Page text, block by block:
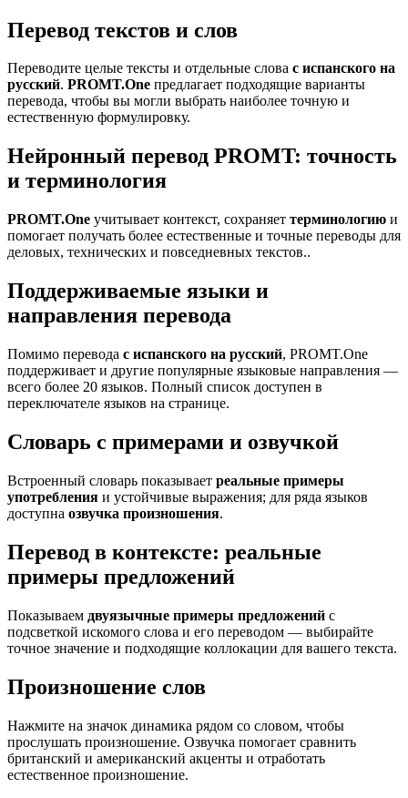
Перевод текстов и слов
Переводите целые тексты и отдельные слова с испанского на
русский. PROMT.One предлагает подходящие варианты
перевода, чтобы вы могли выбрать наиболее точную и
естественную формулировку.
Нейронный перевод PROMT: точность
и терминология
PROMT.One учитывает контекст, сохраняет терминологию и
помогает получать более естественные и точные переводы для
деловых, технических и повседневных текстов..
Поддерживаемые языки и
направления перевода
Помимо перевода с испанского на русский, PROMT.One
поддерживает и другие популярные языковые направления —
всего более 20 языков. Полный список доступен в
переключателе языков на странице.
Словарь с примерами и озвучкой
Встроенный словарь показывает реальные примеры
употребления и устойчивые выражения; для ряда языков
доступна озвучка произношения.
Перевод в контексте: реальные
примеры предложений
Показываем двуязычные примеры предложений с
подсветкой искомого слова и его переводом — выбирайте
точное значение и подходящие коллокации для вашего текста.
Произношение слов
Нажмите на значок динамика рядом со словом, чтобы
прослушать произношение. Озвучка помогает сравнить
британский и американский акценты и отработать
естественное произношение.